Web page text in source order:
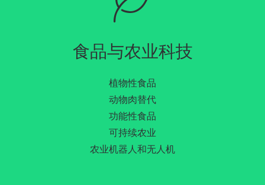
食品与农业科技
植物性食品
动物肉替代
功能性食品
可持续农业
农业机器人和无人机